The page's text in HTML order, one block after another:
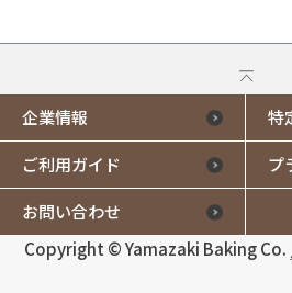
企業情報 特
ご利用ガイド プ
お問い合わせ
Copyright © Yamazaki Baking